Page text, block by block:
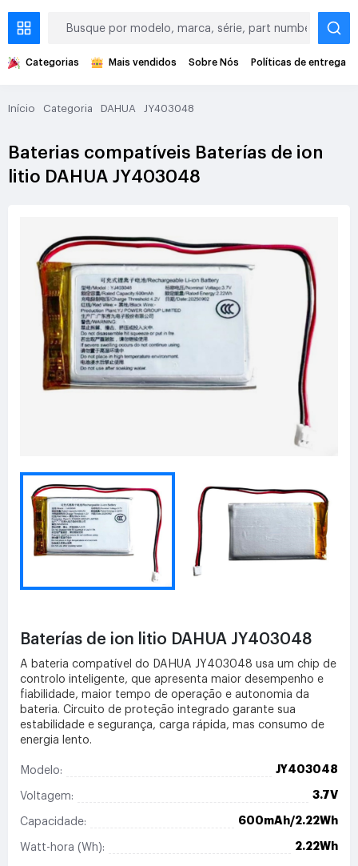
Categorias Mais vendidos Sobre Nós Políticas de entrega
Início Categoria DAHUA JY403048
Baterias compatíveis Baterías de ion
litio DAHUA JY403048
Baterías de ion litio DAHUA JY403048
A bateria compatível do DAHUA JY403048 usa um chip de
controlo inteligente, que apresenta maior desempenho e
fiabilidade, maior tempo de operação e autonomia da
bateria. Circuito de proteção integrado garante sua
estabilidade e segurança, carga rápida, mas consumo de
energia lento.
Modelo: JY403048
Voltagem: 3.7V
Capacidade: 600mAh/2.22Wh
Watt-hora (Wh): 2.22Wh